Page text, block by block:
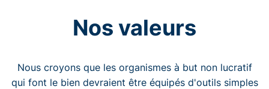
Nos valeurs
Nous croyons que les organismes à but non lucratif
qui font le bien devraient être équipés d'outils simples